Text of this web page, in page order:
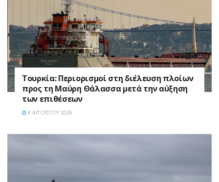
Τουρκία: Περιορισμοί στη διέλευση πλοίων
προς τη Μαύρη Θάλασσα μετά την αύξηση
των επιθέσεων
8 ΑΥΓΟΎΣΤΟΥ 2026